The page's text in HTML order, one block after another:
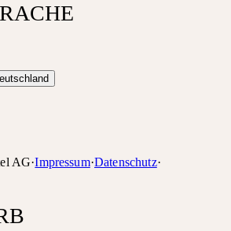
AG·Impressum·Datenschutz·